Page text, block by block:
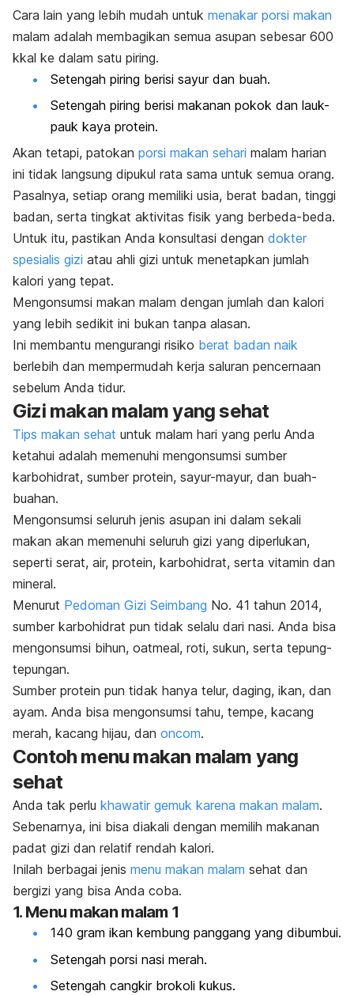
Cara lain yang lebih mudah untuk menakar porsi makan
malam adalah membagikan semua asupan sebesar 600
kkal ke dalam satu piring.
Setengah piring berisi sayur dan buah.
Setengah piring berisi makanan pokok dan lauk-
pauk kaya protein.
Akan tetapi, patokan porsi makan sehari malam harian
ini tidak langsung dipukul rata sama untuk semua orang.
Pasalnya, setiap orang memiliki usia, berat badan, tinggi
badan, serta tingkat aktivitas fisik yang berbeda-beda.
Untuk itu, pastikan Anda konsultasi dengan dokter
spesialis gizi atau ahli gizi untuk menetapkan jumlah
kalori yang tepat.
Mengonsumsi makan malam dengan jumlah dan kalori
yang lebih sedikit ini bukan tanpa alasan.
Ini membantu mengurangi risiko berat badan naik
berlebih dan mempermudah kerja saluran pencernaan
sebelum Anda tidur.
Gizi makan malam yang sehat
Tips makan sehat untuk malam hari yang perlu Anda
ketahui adalah memenuhi mengonsumsi sumber
karbohidrat, sumber protein, sayur-mayur, dan buah-
buahan.
Mengonsumsi seluruh jenis asupan ini dalam sekali
makan akan memenuhi seluruh gizi yang diperlukan,
seperti serat, air, protein, karbohidrat, serta vitamin dan
mineral.
Menurut Pedoman Gizi Seimbang No. 41 tahun 2014,
sumber karbohidrat pun tidak selalu dari nasi. Anda bisa
mengonsumsi bihun, oatmeal, roti, sukun, serta tepung-
tepungan.
Sumber protein pun tidak hanya telur, daging, ikan, dan
ayam. Anda bisa mengonsumsi tahu, tempe, kacang
merah, kacang hijau, dan oncom.
Contoh menu makan malam yang
sehat
Anda tak perlu khawatir gemuk karena makan malam.
Sebenarnya, ini bisa diakali dengan memilih makanan
padat gizi dan relatif rendah kalori.
Inilah berbagai jenis menu makan malam sehat dan
bergizi yang bisa Anda coba.
1. Menu makan malam 1
140 gram ikan kembung panggang yang dibumbui.
Setengah porsi nasi merah.
Setengah cangkir brokoli kukus.